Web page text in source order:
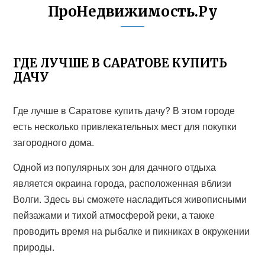
ПроНедвижимость.Ру
ГДЕ ЛУЧШЕ В САРАТОВЕ КУПИТЬ
ДАЧУ
Где лучше в Саратове купить дачу? В этом городе
есть несколько привлекательных мест для покупки
загородного дома.
Одной из популярных зон для дачного отдыха
является окраина города, расположенная вблизи
Волги. Здесь вы сможете насладиться живописными
пейзажами и тихой атмосферой реки, а также
проводить время на рыбалке и пикниках в окружении
природы.